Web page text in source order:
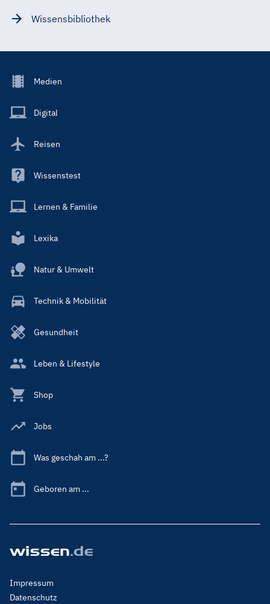
Wissensbibliothek
Footer
Main
Medien
Digital
Reisen
Wissenstest
Lernen & Familie
Lexika
Natur & Umwelt
Technik & Mobilität
Gesundheit
Leben & Lifestyle
Shop
Jobs
Was geschah am ...?
Geboren am ...
Footer
Menu
Impressum
Datenschutz